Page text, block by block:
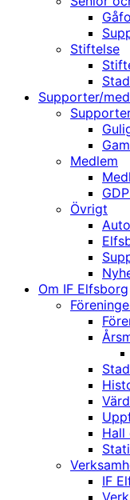
Stiftelse
Supporter/
Medlem
Övrigt
Om IF Elfsborg
Hall
IF